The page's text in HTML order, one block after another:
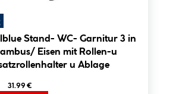
Stand- WC- Garnitur 3 in
Eisen mit Rollen-u
u Ablage
31.99 €